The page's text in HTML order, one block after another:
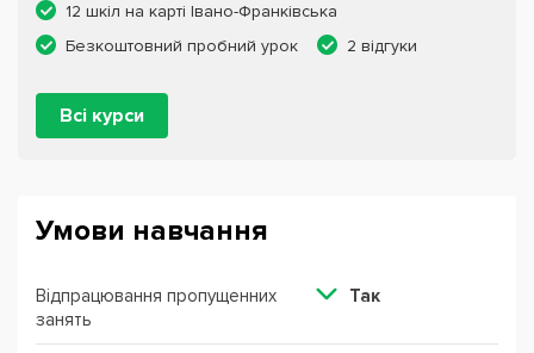
12 шкіл на карті Івано-Франківська
Безкоштовний пробний урок
2 відгуки
Всі курси
Умови навчання
Відпрацювання пропущенних
занять
Так